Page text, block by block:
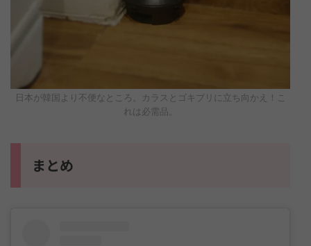
日本が韓国より不便なところ。カラスとゴキブリに立ち向かえ！こ
れは必需品。
まとめ